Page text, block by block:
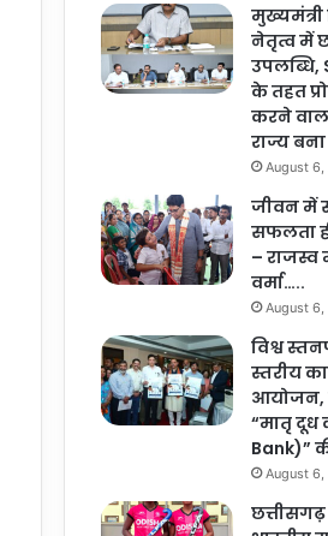
नेतृत्व में
उपलब्धि,
के तहत
करने
राज्य
August
जीवन में
सफलता
– राजस्व
वर्मा…..
August
विश्व
स्तरीय
आयोजन,
“मातृ दूध
Bank)”
August
छत्तीसगढ़